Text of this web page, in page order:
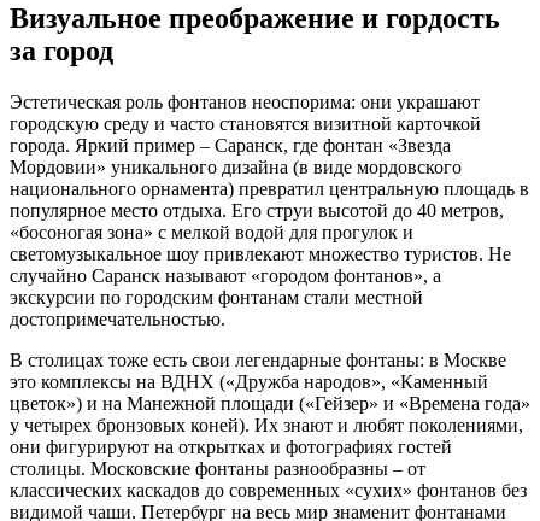
Визуальное преображение и гордость
за город
Эстетическая роль фонтанов неоспорима: они украшают
городскую среду и часто становятся визитной карточкой
города. Яркий пример – Саранск, где фонтан «Звезда
Мордовии» уникального дизайна (в виде мордовского
национального орнамента) превратил центральную площадь в
популярное место отдыха. Его струи высотой до 40 метров,
«босоногая зона» с мелкой водой для прогулок и
светомузыкальное шоу привлекают множество туристов. Не
случайно Саранск называют «городом фонтанов», а
экскурсии по городским фонтанам стали местной
достопримечательностью.
В столицах тоже есть свои легендарные фонтаны: в Москве
это комплексы на ВДНХ («Дружба народов», «Каменный
цветок») и на Манежной площади («Гейзер» и «Времена года»
у четырех бронзовых коней). Их знают и любят поколениями,
они фигурируют на открытках и фотографиях гостей
столицы. Московские фонтаны разнообразны – от
классических каскадов до современных «сухих» фонтанов без
видимой чаши. Петербург на весь мир знаменит фонтанами